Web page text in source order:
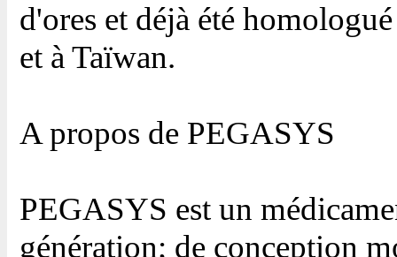
d'ores et déjà été
et à Taïwan.
A propos de PEGASYS
PEGASYS est un
génération; de conception